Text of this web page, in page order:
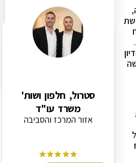
סטרול, חלפון ושות'
משרד עו"ד
אזור המרכז והסביבה